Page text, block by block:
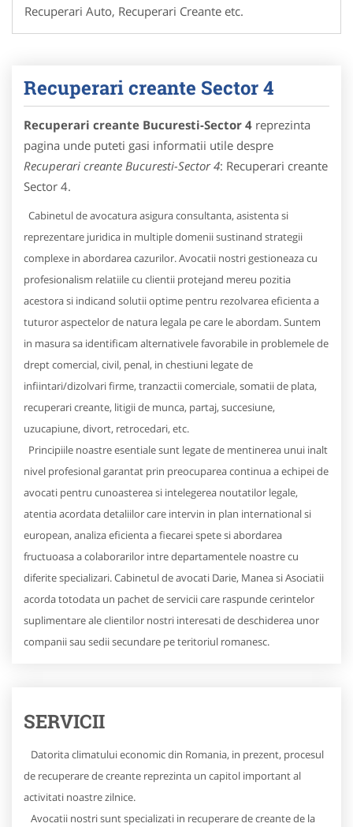
Recuperari Auto, Recuperari Creante etc.
Recuperari creante Sector 4
Recuperari creante Bucuresti-Sector 4 reprezinta
pagina unde puteti gasi informatii utile despre
Recuperari creante Bucuresti-Sector 4: Recuperari creante
Sector 4.
Cabinetul de avocatura asigura consultanta, asistenta si
reprezentare juridica in multiple domenii sustinand strategii
complexe in abordarea cazurilor. Avocatii nostri gestioneaza cu
profesionalism relatiile cu clientii protejand mereu pozitia
acestora si indicand solutii optime pentru rezolvarea eficienta a
tuturor aspectelor de natura legala pe care le abordam. Suntem
in masura sa identificam alternativele favorabile in problemele de
drept comercial, civil, penal, in chestiuni legate de
infiintari/dizolvari firme, tranzactii comerciale, somatii de plata,
recuperari creante, litigii de munca, partaj, succesiune,
uzucapiune, divort, retrocedari, etc.
Principiile noastre esentiale sunt legate de mentinerea unui inalt
nivel profesional garantat prin preocuparea continua a echipei de
avocati pentru cunoasterea si intelegerea noutatilor legale,
atentia acordata detaliilor care intervin in plan international si
european, analiza eficienta a fiecarei spete si abordarea
fructuoasa a colaborarilor intre departamentele noastre cu
diferite specializari. Cabinetul de avocati Darie, Manea si Asociatii
acorda totodata un pachet de servicii care raspunde cerintelor
suplimentare ale clientilor nostri interesati de deschiderea unor
companii sau sedii secundare pe teritoriul romanesc.
SERVICII
Datorita climatului economic din Romania, in prezent, procesul
de recuperare de creante reprezinta un capitol important al
activitati noastre zilnice.
Avocatii nostri sunt specializati in recuperare de creante de la